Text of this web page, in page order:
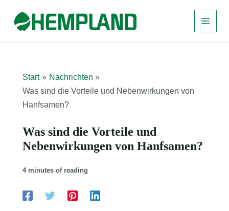
Inhalt
springen
Start
Nachrichten
Was sind die Vorteile und Nebenwirkungen von
Hanfsamen?
Was sind die Vorteile und
Nebenwirkungen von Hanfsamen?
4 minutes of reading